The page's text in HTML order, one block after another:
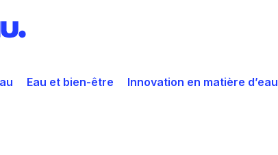
Eau et bien-être Innovation en matière d’eau